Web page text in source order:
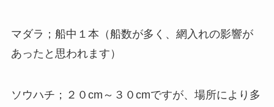
マダラ；船中１本（船数が多く、網入れの影響が
あったと思われます）
ソウハチ；２０cm～３０cmですが、場所により多